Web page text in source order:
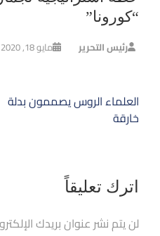
“كورونا”
رئيس التحرير مايو 18, 2020
تصفّح
المقالات
العلماء الروس يصممون بدلة
خارقة
اترك تعليقاً
لن يتم نشر عنوان بريدك